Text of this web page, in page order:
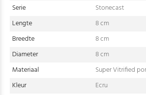
Serie
Stonecast
Lengte
8 cm
Breedte
8 cm
Diameter
8 cm
Materiaal
Super Vitrified
Kleur
Ecru